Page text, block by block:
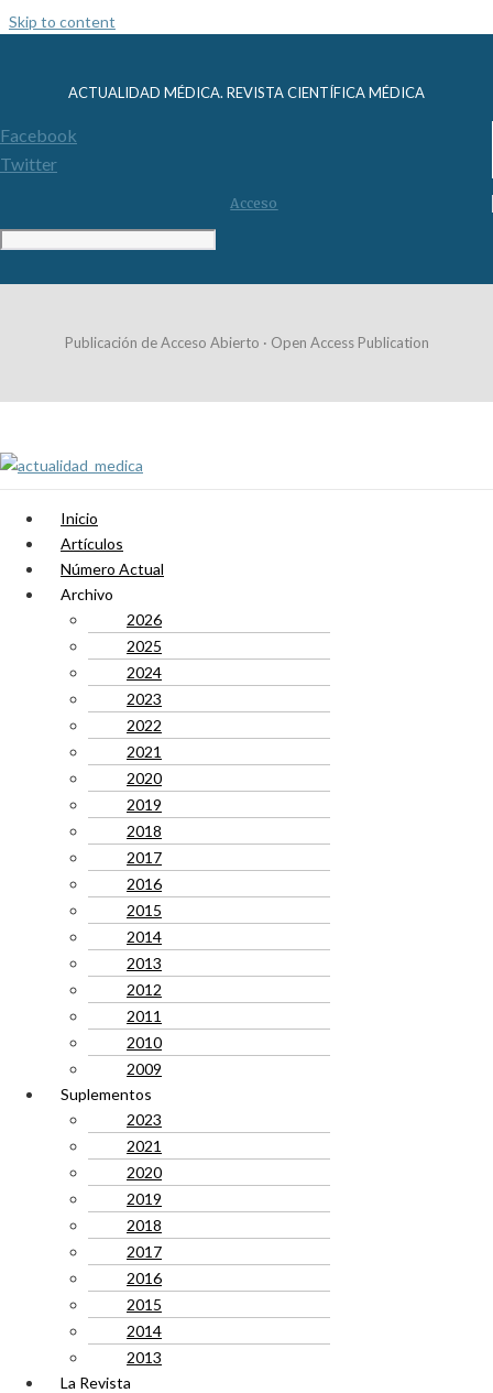
Skip to content
ACTUALIDAD MÉDICA. REVISTA CIENTÍFICA MÉDICA
Facebook
Twitter
Acceso
Publicación de Acceso Abierto · Open Access Publication
Inicio
Artículos
Número Actual
Archivo
2026
2025
2024
2023
2022
2021
2020
2019
2018
2017
2016
2015
2014
2013
2012
2011
2010
2009
Suplementos
2023
2021
2020
2019
2018
2017
2016
2015
2014
2013
La Revista